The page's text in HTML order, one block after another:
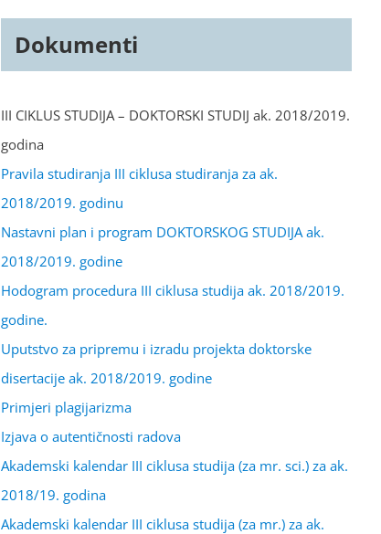
Dokumenti
III CIKLUS STUDIJA – DOKTORSKI STUDIJ ak. 2018/2019.
godina
Pravila studiranja III ciklusa studiranja za ak.
2018/2019. godinu
Nastavni plan i program DOKTORSKOG STUDIJA ak.
2018/2019. godine
Hodogram procedura III ciklusa studija ak. 2018/2019.
godine.
Uputstvo za pripremu i izradu projekta doktorske
disertacije ak. 2018/2019. godine
Primjeri plagijarizma
Izjava o autentičnosti radova
Akademski kalendar III ciklusa studija (za mr. sci.) za ak.
2018/19. godina
Akademski kalendar III ciklusa studija (za mr.) za ak.